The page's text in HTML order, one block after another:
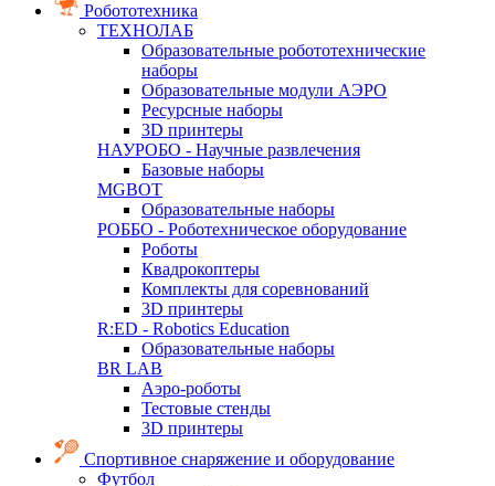
Робототехника
ТЕХНОЛАБ
Образовательные робототехнические
наборы
Образовательные модули АЭРО
Ресурсные наборы
3D принтеры
НАУРОБО - Научные развлечения
Базовые наборы
MGBOT
Образовательные наборы
РОББО - Роботехническое оборудование
Роботы
Квадрокоптеры
Комплекты для соревнований
3D принтеры
R:ED - Robotics Education
Образовательные наборы
BR LAB
Аэро-роботы
Тестовые стенды
3D принтеры
Спортивное снаряжение и оборудование
Футбол